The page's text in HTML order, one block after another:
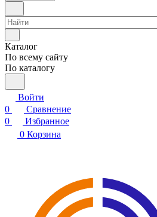
Каталог
По всему сайту
По каталогу
Войти
0
Сравнение
0
Избранное
0 Корзина